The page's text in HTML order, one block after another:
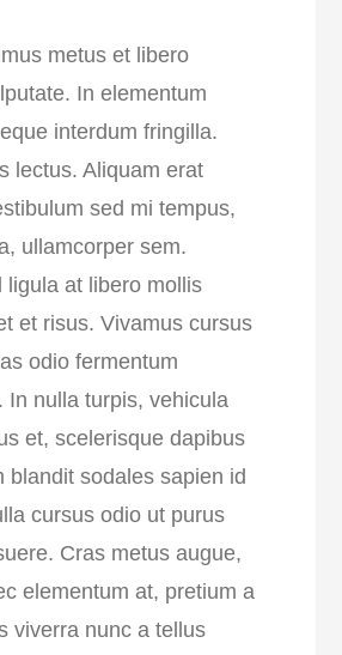
metus et libero
In elementum
interdum fringilla.
lectus. Aliquam erat
sed mi tempus,
ullamcorper sem.
ligula at libero mollis
et risus. Vivamus cursus
odio fermentum
In nulla turpis, vehicula
et, scelerisque dapibus
blandit sodales sapien id
cursus odio ut purus
Cras metus augue,
elementum at, pretium a
viverra nunc a tellus